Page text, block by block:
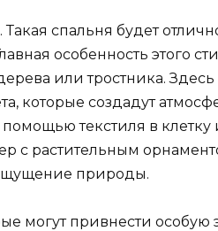
Такая спальня будет
особенность этого
или тростника. Здесь
которые создадут
текстиля в клетку
с растительным
природы.
могут привнести особую